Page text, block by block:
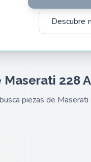
Descubre
228
piezas de